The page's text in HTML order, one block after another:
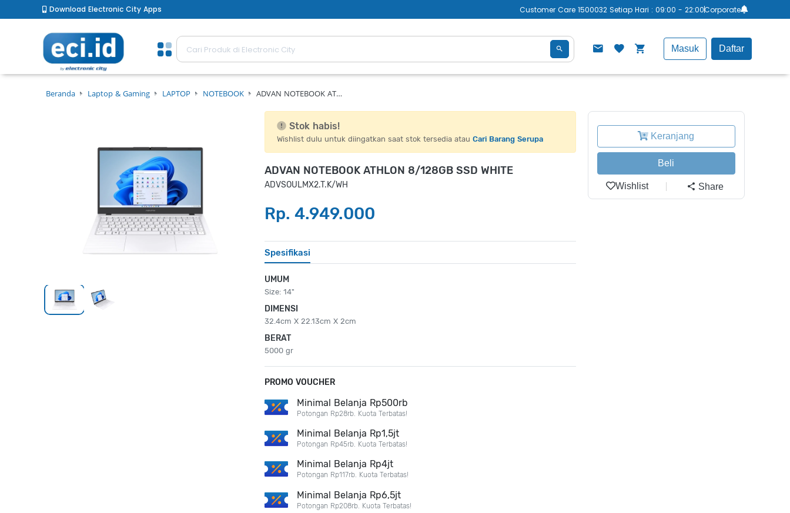
Download Electronic City Apps Customer Care 1500032 Setiap Hari : 09:00 - 22:00Corporate
Masuk Daftar
Beranda Laptop & Gaming LAPTOP NOTEBOOK ADVAN NOTEBOOK AT…
Stok habis!
Wishlist dulu untuk diingatkan saat stok tersedia atauCari Barang Serupa
ADVAN NOTEBOOK ATHLON 8/128GB SSD WHITE
ADVSOULMX2.T.K/WH
Rp. 4.949.000
Spesifikasi
UMUM
Size: 14"
DIMENSI
32.4cm X 22.13cm X 2cm
BERAT
5000 gr
PROMO VOUCHER
Minimal Belanja Rp500rb
Potongan Rp28rb. Kuota Terbatas!
Minimal Belanja Rp1,5jt
Potongan Rp45rb. Kuota Terbatas!
Minimal Belanja Rp4jt
Potongan Rp117rb. Kuota Terbatas!
Minimal Belanja Rp6,5jt
Potongan Rp208rb. Kuota Terbatas!
Keranjang
Beli
Wishlist Share